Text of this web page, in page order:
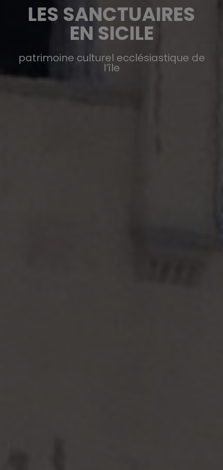
LES SANCTUAIRES
EN SICILE
patrimoine culturel ecclésiastique de
l’île